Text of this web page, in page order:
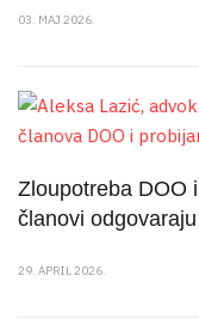
03. MAJ 2026.
Zloupotreba DOO
članovi
29. APRIL 2026.